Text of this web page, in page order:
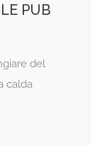
PUB
del
calda